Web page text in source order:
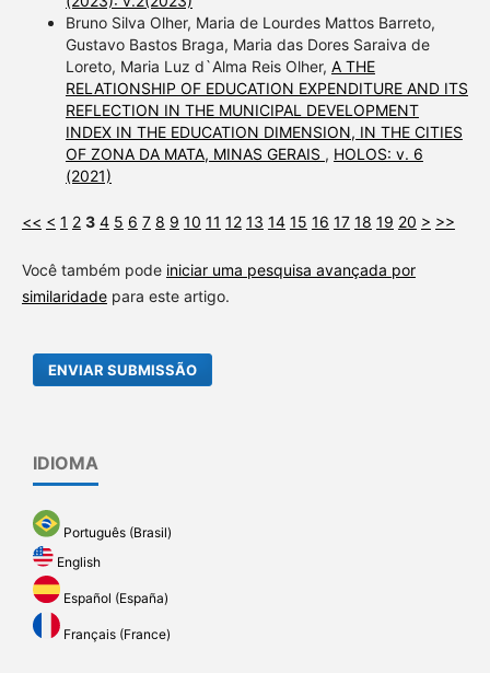
Bruno Silva Olher, Maria de Lourdes Mattos Barreto,
Gustavo Bastos Braga, Maria das Dores Saraiva de
Loreto, Maria Luz d`Alma Reis Olher, A THE
RELATIONSHIP OF EDUCATION EXPENDITURE AND ITS
REFLECTION IN THE MUNICIPAL DEVELOPMENT
INDEX IN THE EDUCATION DIMENSION, IN THE CITIES
OF ZONA DA MATA, MINAS GERAIS , HOLOS: v. 6
(2021)
<< < 1 2 3 4 5 6 7 8 9 10 11 12 13 14 15 16 17 18 19 20 > >>
Você também pode iniciar uma pesquisa avançada por
similaridadepara este artigo.
ENVIAR SUBMISSÃO
IDIOMA
Português (Brasil)
English
Español (España)
Français (France)